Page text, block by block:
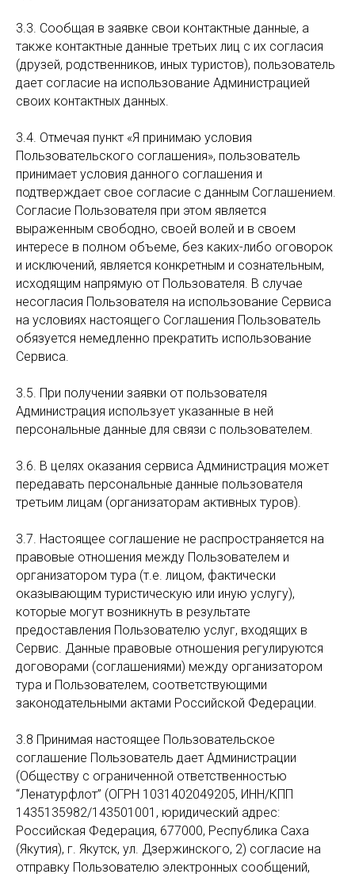
3.3. Сообщая в заявке свои контактные данные, а
также контактные данные третьих лиц с их согласия
(друзей, родственников, иных туристов), пользователь
дает согласие на использование Администрацией
своих контактных данных.
3.4. Отмечая пункт «Я принимаю условия
Пользовательского соглашения», пользователь
принимает условия данного соглашения и
подтверждает свое согласие с данным Соглашением.
Согласие Пользователя при этом является
выраженным свободно, своей волей и в своем
интересе в полном объеме, без каких-либо оговорок
и исключений, является конкретным и сознательным,
исходящим напрямую от Пользователя. В случае
несогласия Пользователя на использование Сервиса
на условиях настоящего Соглашения Пользователь
обязуется немедленно прекратить использование
Сервиса.
3.5. При получении заявки от пользователя
Администрация использует указанные в ней
персональные данные для связи с пользователем.
3.6. В целях оказания сервиса Администрация может
передавать персональные данные пользователя
третьим лицам (организаторам активных туров).
3.7. Настоящее соглашение не распространяется на
правовые отношения между Пользователем и
организатором тура (т.е. лицом, фактически
оказывающим туристическую или иную услугу),
которые могут возникнуть в результате
предоставления Пользователю услуг, входящих в
Сервис. Данные правовые отношения регулируются
договорами (соглашениями) между организатором
тура и Пользователем, соответствующими
законодательными актами Российской Федерации.
3.8 Принимая настоящее Пользовательское
соглашение Пользователь дает Администрации
(Обществу с ограниченной ответственностью
“Ленатурфлот” (ОГРН 1031402049205, ИНН/КПП
1435135982/143501001, юридический адрес:
Российская Федерация, 677000, Республика Саха
(Якутия), г. Якутск, ул. Дзержинского, 2) согласие на
отправку Пользователю электронных сообщений,